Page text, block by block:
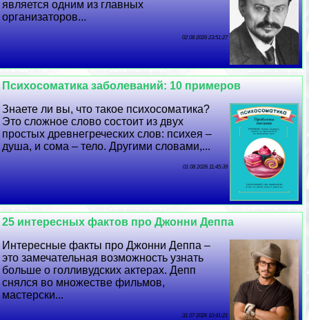
является одним из главных
организаторов...
02 08 2026 23:51:27
Психосоматика заболеваний: 10 примеров
Знаете ли вы, что такое психосоматика?
Это сложное слово состоит из двух
простых древнегреческих слов: психея –
душа, и сома – тело. Другими словами,...
01 08 2026 11:45:39
25 интересных фактов про Джонни Деппа
Интересные факты про Джонни Деппа –
это замечательная возможность узнать
больше о голливудских актерах. Депп
снялся во множестве фильмов,
мастерски...
31 07 2026 10:41:21